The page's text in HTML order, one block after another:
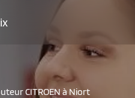
CITROEN à Niort